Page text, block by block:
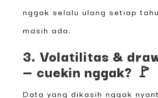
nggak selalu ulang setiap
masih ada.
3. Volatilitas &
— cuekin nggak? 🚩
Data yang dikasih nggak